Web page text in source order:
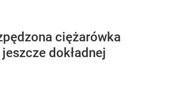
ciężarówka
dokładnej